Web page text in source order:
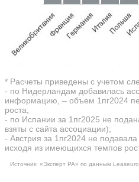
* Расчеты приведены с учетом
- по Нидерландам добавилась
информацию, – объем 1пг2024
роста;
- по Испании за 1пг2025 не
взяты с сайта ассоциации);
- Австрия за 1пг2024 не
исходя из имеющихся темпов
Источник: «Эксперт РА» по данным